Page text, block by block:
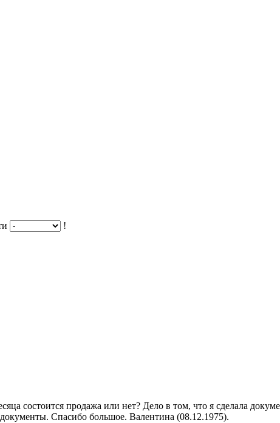
!
состоится продажа или нет? Дело в том, что я сделала
Спасибо большое. Валентина (08.12.1975).